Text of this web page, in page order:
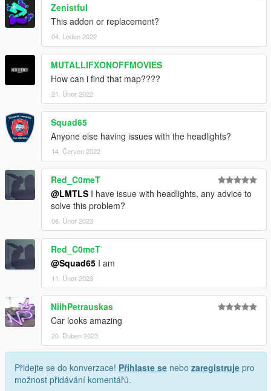
Zenistful
This addon or replacement?
04. Leden 2022
MUTALLIFXONOFFMOVIES
How can i find that map????
21. Únor 2022
Squad65
Anyone else having issues with the headlights?
14. Červen 2022
Red_C0meT
@LMTLS I have issue with headlights, any advice to
solve this problem?
06. Únor 2023
Red_C0meT
@Squad65 I am
11. Únor 2023
NiihPetrauskas
Car looks amazing
20. Duben 2023
Přidejte se do konverzace! Přihlaste se nebo zaregistruje pro
možnost přidávání komentářů.